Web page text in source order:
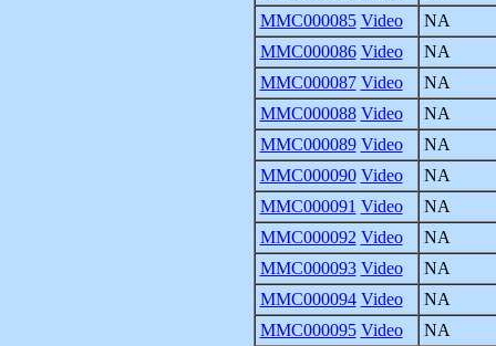
MMC000085 Video
NA
MMC000086 Video
NA
MMC000087 Video
NA
MMC000088 Video
NA
MMC000089 Video
NA
MMC000090 Video
NA
MMC000091 Video
NA
MMC000092 Video
NA
MMC000093 Video
NA
MMC000094 Video
NA
MMC000095 Video
NA